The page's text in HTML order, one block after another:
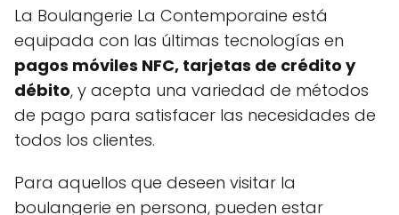
La Boulangerie La Contemporaine está
equipada con las últimas tecnologías en
pagos móviles NFC, tarjetas de crédito y
débito, y acepta una variedad de métodos
de pago para satisfacer las necesidades de
todos los clientes.
Para aquellos que deseen visitar la
boulangerie en persona, pueden estar